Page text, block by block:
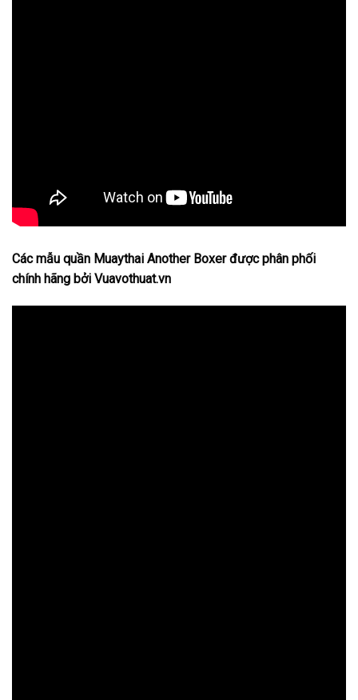
Các mẫu quần Muaythai Another Boxer được phân phối
chính hãng bởi Vuavothuat.vn